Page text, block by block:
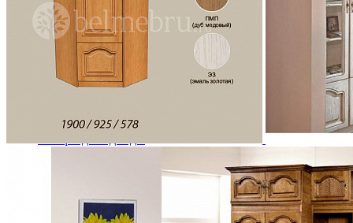
Кровати двуспальные
Кровати металлические
Кровати односпальные
Кровати полутороспальные
Решетки и настилы под матрас
Спальные гарнитуры
Тумбы прикроватные
Полки и ящики в шкаф для одежды
Шкаф 1-дверный для одежды и белья
Шкафы 2-х дверные для одежды и белья
Шкафы 3-х дверные для одежды и белья